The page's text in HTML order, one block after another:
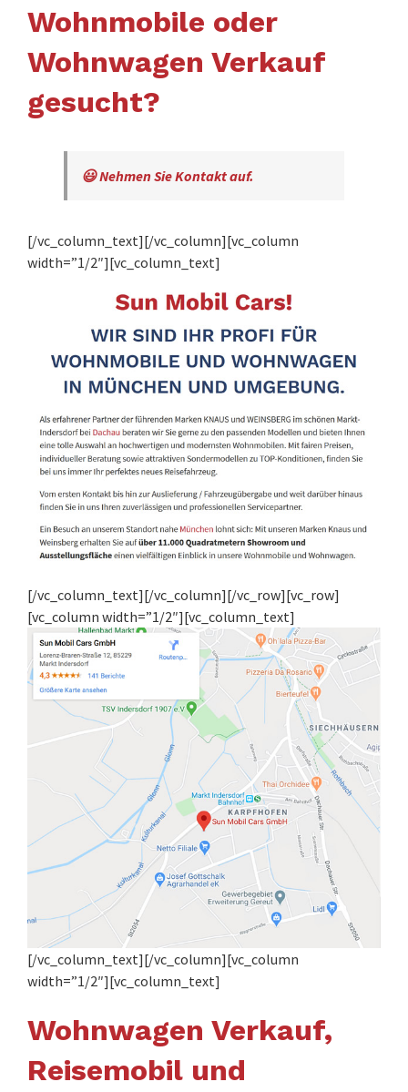
Wohnmobile oder
Wohnwagen Verkauf
gesucht?
😃 Nehmen Sie Kontakt auf.
[/vc_column_text][/vc_column][vc_column
width=”1/2″][vc_column_text]
[/vc_column_text][/vc_column][/vc_row][vc_row]
[vc_column width=”1/2″][vc_column_text]
[/vc_column_text][/vc_column][vc_column
width=”1/2″][vc_column_text]
Wohnwagen Verkauf,
Reisemobil und